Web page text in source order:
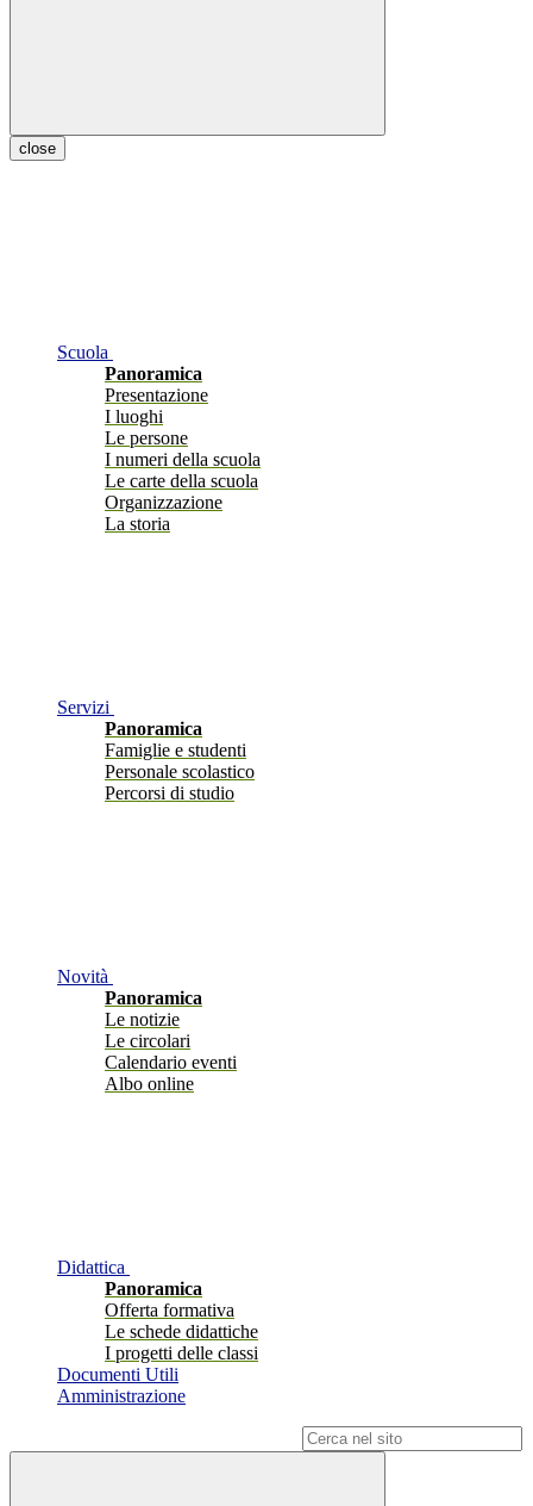
close
Scuola
Panoramica
Presentazione
I luoghi
Le persone
I numeri della scuola
Le carte della scuola
Organizzazione
La storia
Servizi
Panoramica
Famiglie e studenti
Personale scolastico
Percorsi di studio
Novità
Panoramica
Le notizie
Le circolari
Calendario eventi
Albo online
Didattica
Panoramica
Offerta formativa
Le schede didattiche
I progetti delle classi
Documenti Utili
Amministrazione